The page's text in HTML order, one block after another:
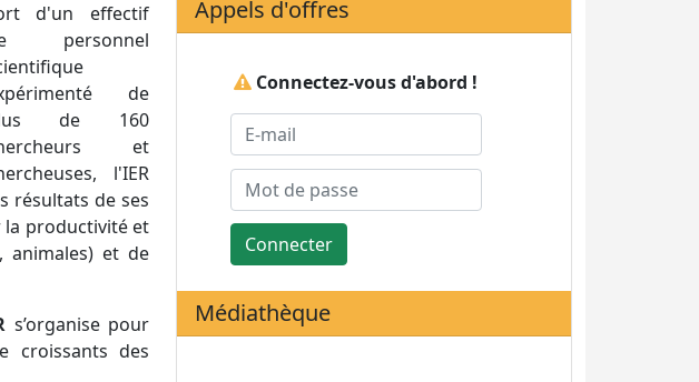
d'un effectif
personnel
de
de 160
et
l'IER
résultats de ses
la productivité et
animales) et de
s’organise pour
croissants des
Appels d'offres
Connectez-vous d'abord !
Connecter
Médiathèque